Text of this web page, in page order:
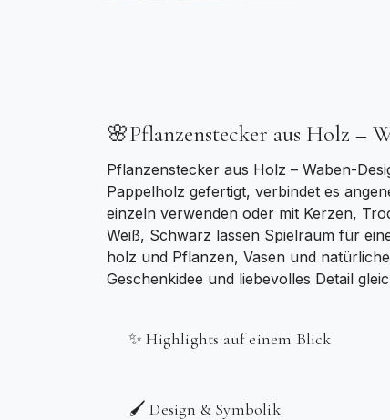
🌸Pflanzenstecker aus Holz –
Pflanzenstecker aus Holz – Waben-
Pappelholz gefertigt, verbindet es
einzeln verwenden oder mit Kerzen,
Weiß, Schwarz lassen Spielraum für
holz und Pflanzen, Vasen und
Geschenkidee und liebevolles Detail
✨ Highlights auf einem Blick
🖌️ Design & Symbolik